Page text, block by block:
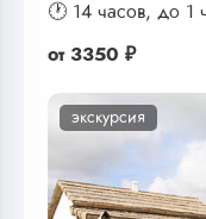
🕐 14 часов, до 1
от 3350 ₽
экскурсия